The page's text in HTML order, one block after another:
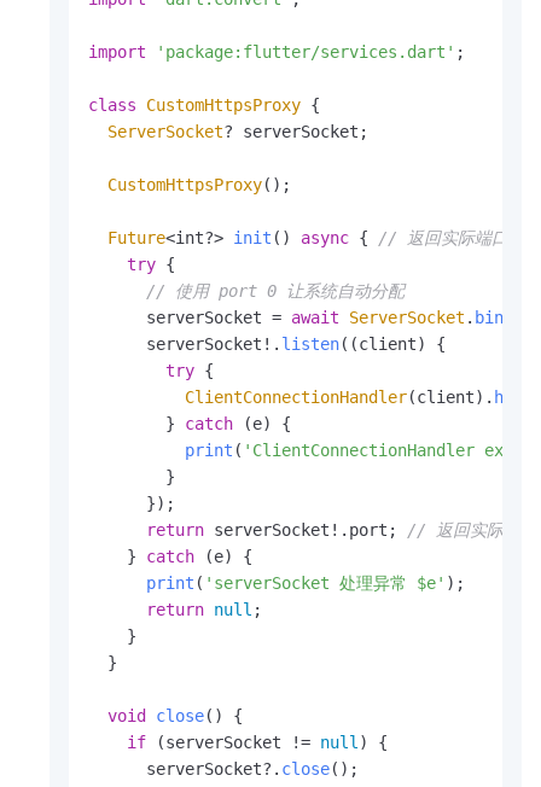
import 'package:flutter/services.dart' ;
class CustomHttpsProxy {
ServerSocket? serverSocket;
CustomHttpsProxy();
Future<int?> init () async {
// 返回实际端口号
try {
// 使用 port 0 让系统自动分配
      serverSocket =
await ServerSocket . bind
      serverSocket!.
listen((client) {
try {
ClientConnectionHandler(client).
        }
catch (e) {
print ( 'ClientConnectionHandler
        }
      });
return serverSocket!. port ;
// 返回实际端口
    }
catch (e) {
print ( 'serverSocket 处理异常 $e' );
return null ;
    }
  }
void close( ) {
if (serverSocket != null ) {
      serverSocket?.
close();